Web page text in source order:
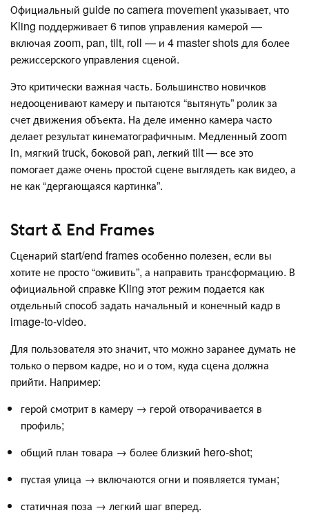
Официальный guide по camera movement указывает, что
Kling поддерживает 6 типов управления камерой —
включая zoom, pan, tilt, roll — и 4 master shots для более
режиссерского управления сценой.
Это критически важная часть. Большинство новичков
недооценивают камеру и пытаются “вытянуть” ролик за
счет движения объекта. На деле именно камера часто
делает результат кинематографичным. Медленный zoom
in, мягкий truck, боковой pan, легкий tilt — все это
помогает даже очень простой сцене выглядеть как видео, а
не как “дергающаяся картинка”.
Start & End Frames
Сценарий start/end frames особенно полезен, если вы
хотите не просто “оживить”, а направить трансформацию. В
официальной справке Kling этот режим подается как
отдельный способ задать начальный и конечный кадр в
image-to-video.
Для пользователя это значит, что можно заранее думать не
только о первом кадре, но и о том, куда сцена должна
прийти. Например:
герой смотрит в камеру → герой отворачивается в
профиль;
общий план товара → более близкий hero-shot;
пустая улица → включаются огни и появляется туман;
статичная поза → легкий шаг вперед.